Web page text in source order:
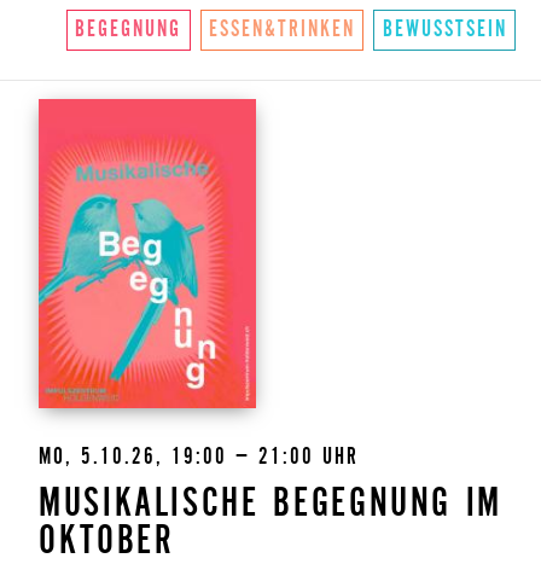
BEGEGNUNG ESSEN&TRINKEN BEWUSSTSEIN
MO, 5.10.26, 19:00 – 21:00 UHR
MUSIKALISCHE BEGEGNUNG IM
OKTOBER